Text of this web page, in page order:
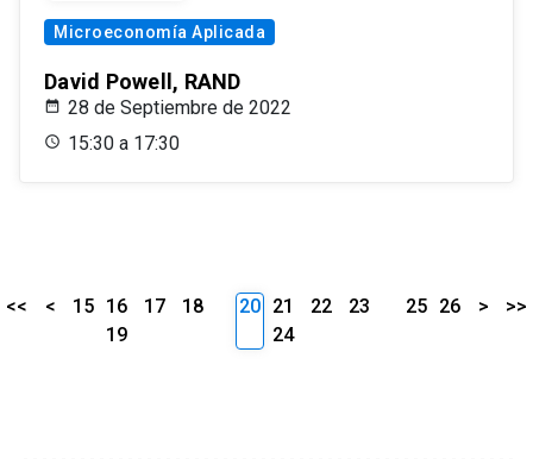
Microeconomía Aplicada
David Powell, RAND
28 de Septiembre de 2022
15:30 a 17:30
<< < 15 16 17
18
19
20 21 22
23
24
25 26 > >>